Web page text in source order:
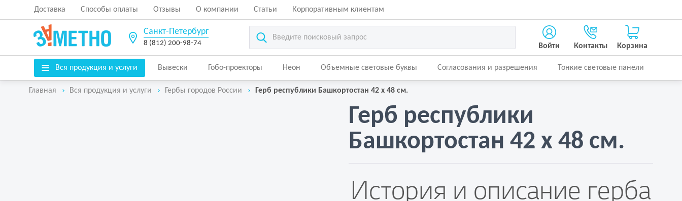
Доставка Способы оплаты Отзывы О компании Статьи Корпоративным клиентам
Санкт-Петербург
8 (812) 200-98-74 Войти Контакты Корзина
Вся продукция и услуги Вывески Гобо-проекторы Неон Объемные световые буквы Согласования и разрешения Тонкие световые панели
Главная Вся продукция и услуги Гербы городов России Герб республики Башкортостан 42 х 48 см.
Герб республики
Башкортостан 42 х 48 см.
История и описание герба